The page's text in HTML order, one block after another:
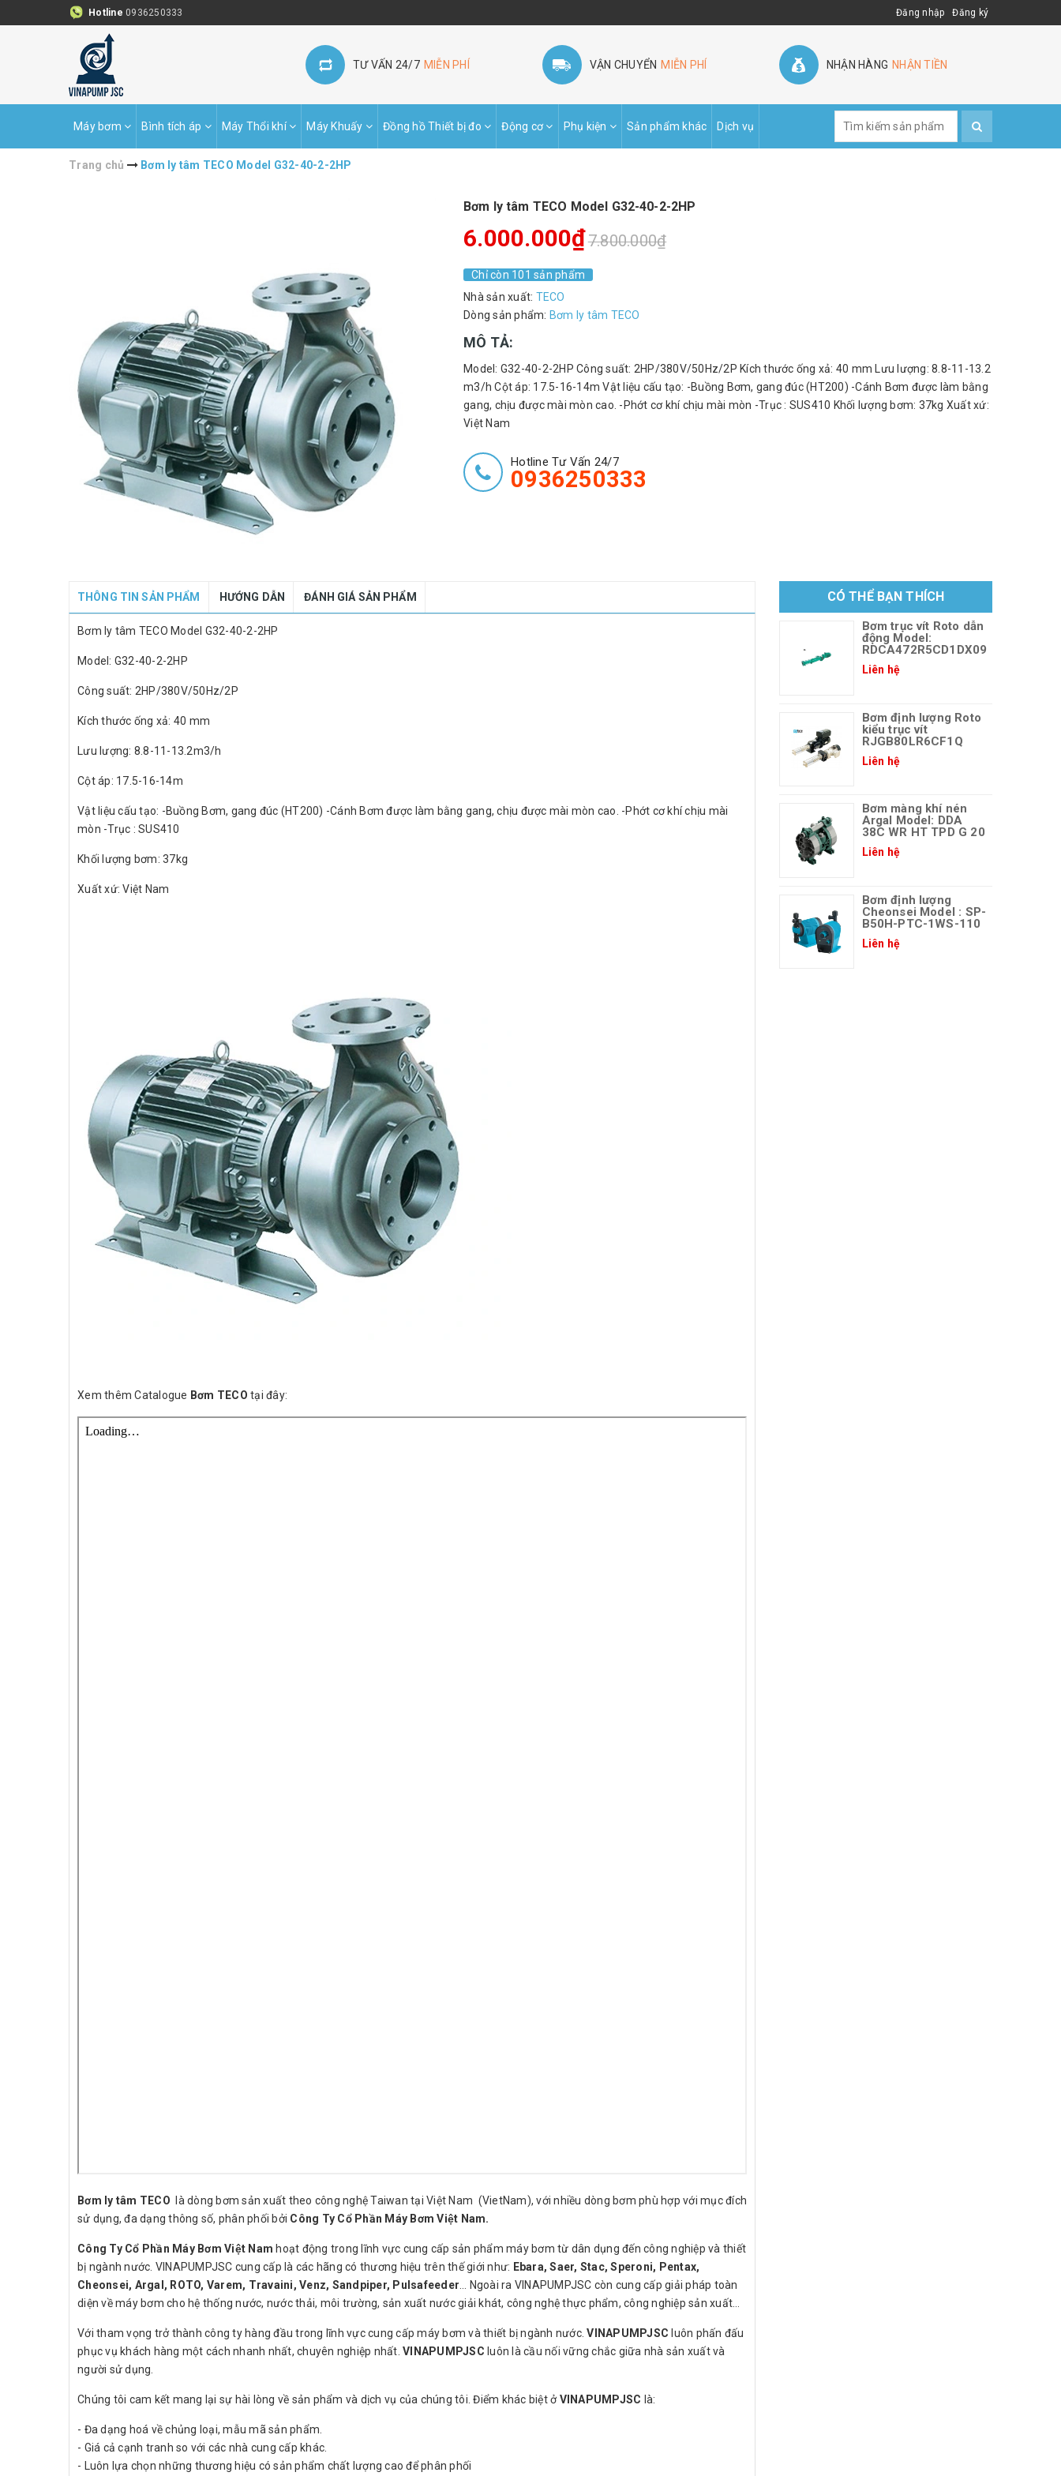
Hotline 0936250333 Đăng nhập Đăng ký
TƯ VẤN 24/7 MIỄN PHÍ VẬN CHUYỂN MIỄN PHÍ NHẬN HÀNG NHẬN TIỀN
Máy bơm Bình tích áp Máy Thổi khí Máy Khuấy Đồng hồ Thiết bị đo Động cơ Phụ kiện Sản phẩm khác Dịch vụ
Trang chủ Bơm ly tâm TECO Model G32-40-2-2HP
Bơm ly tâm TECO Model G32-40-2-2HP
6.000.000₫7.800.000₫
Chỉ còn 101 sản phẩm
Nhà sản xuất: TECO
Dòng sản phẩm: Bơm ly tâm TECO
MÔ TẢ:
Model: G32-40-2-2HP Công suất: 2HP/380V/50Hz/2P Kích thước ống xả: 40 mm Lưu lượng: 8.8-11-13.2
m3/h Cột áp: 17.5-16-14m Vật liệu cấu tạo: -Buồng Bơm, gang đúc (HT200) -Cánh Bơm được làm bằng
gang, chịu được mài mòn cao. -Phớt cơ khí chịu mài mòn -Trục : SUS410 Khối lượng bơm: 37kg Xuất xứ:
Việt Nam
Hotline Tư Vấn 24/7
0936250333
THÔNG TIN SẢN PHẨM HƯỚNG DẪN ĐÁNH GIÁ SẢN PHẨM
Bơm ly tâm TECO Model G32-40-2-2HP
Model: G32-40-2-2HP
Công suất: 2HP/380V/50Hz/2P
Kích thước ống xả: 40 mm
Lưu lượng: 8.8-11-13.2m3/h
Cột áp: 17.5-16-14m
Vật liệu cấu tạo: -Buồng Bơm, gang đúc (HT200) -Cánh Bơm được làm bằng gang, chịu được mài mòn cao. -Phớt cơ khí chịu mài
mòn -Trục : SUS410
Khối lượng bơm: 37kg
Xuất xứ: Việt Nam
Xem thêm Catalogue Bơm TECO tại đây:
Bơm ly tâm TECO
là dòng bơm sản xuất theo công nghệ Taiwan tại Việt Nam (VietNam), với nhiều dòng bơm phù hợp với mục đích
sử dụng, đa dạng thông số, phân phối bởi Công Ty Cổ Phần Máy Bơm Việt Nam.
Công Ty Cổ Phần Máy Bơm Việt Nam hoạt động trong lĩnh vực cung cấp sản phẩm máy bơm từ dân dụng đến công nghiệp và thiết
bị ngành nước. VINAPUMPJSC cung cấp là các hãng có thương hiệu trên thế giới như: Ebara, Saer, Stac, Speroni, Pentax,
Cheonsei, Argal, ROTO, Varem, Travaini, Venz, Sandpiper, Pulsafeeder … Ngoài ra VINAPUMPJSC còn cung cấp giải pháp toàn
diện về máy bơm cho hệ thống nước, nước thải, môi trường, sản xuất nước giải khát, công nghệ thực phẩm, công nghiệp sản xuất…
Với tham vọng trở thành công ty hàng đầu trong lĩnh vực cung cấp máy bơm và thiết bị ngành nước.VINAPUMPJSC luôn phấn đấu
phục vụ khách hàng một cách nhanh nhất, chuyên nghiệp nhất. VINAPUMPJSC luôn là cầu nối vững chắc giữa nhà sản xuất và
người sử dụng.
Chúng tôi cam kết mang lại sự hài lòng về sản phẩm và dịch vụ của chúng tôi. Điểm khác biệt ởVINAPUMPJSC là:
- Đa dạng hoá về chủng loại, mẫu mã sản phẩm.
- Giá cả cạnh tranh so với các nhà cung cấp khác.
- Luôn lựa chọn những thương hiệu có sản phẩm chất lượng cao để phân phối
CÓ THỂ BẠN THÍCH
Bơm trục vít Roto dẫn
động Model:
RDCA472R5CD1DX09
Liên hệ
Bơm định lượng Roto
kiểu trục vít
RJGB80LR6CF1Q
Liên hệ
Bơm màng khí nén
Argal Model: DDA
38C WR HT TPD G 20
Liên hệ
Bơm định lượng
Cheonsei Model : SP-
B50H-PTC-1WS-110
Liên hệ